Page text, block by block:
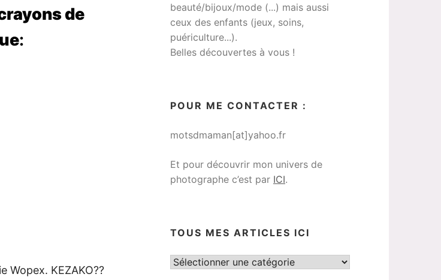
de
:
Wopex. KEZAKO??
beauté/bijoux/mode (...) mais aussi
ceux des enfants (jeux, soins,
puériculture...).
Belles découvertes à vous !
POUR ME CONTACTER :
motsdmaman[at]yahoo.fr
Et pour découvrir mon univers de
photographe c’est par ICI.
TOUS MES ARTICLES ICI
Tous